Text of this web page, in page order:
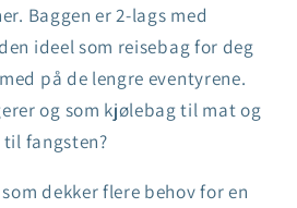
Baggen er 2-lags med
ideel som reisebag for deg
på de lengre eventyrene.
og som kjølebag til mat og
fangsten?
dekker flere behov for en